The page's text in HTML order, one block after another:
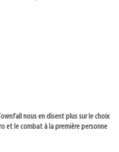
nous en disent plus sur le choix
et le combat à la première personne